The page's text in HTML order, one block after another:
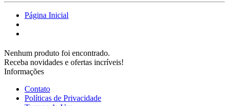
Página Inicial
Nenhum produto foi encontrado.
Receba novidades e ofertas incríveis!
Informações
Contato
Políticas de Privacidade